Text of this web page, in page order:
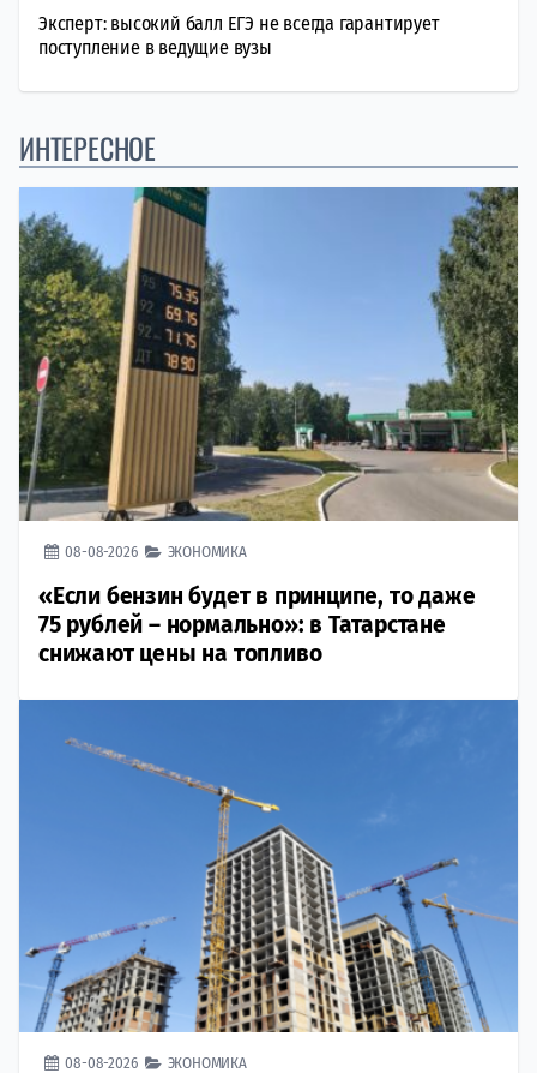
Эксперт: высокий балл ЕГЭ не всегда гарантирует
поступление в ведущие вузы
ИНТЕРЕСНОЕ
08-08-2026 ЭКОНОМИКА
«Если бензин будет в принципе, то даже
75 рублей – нормально»: в Татарстане
снижают цены на топливо
08-08-2026 ЭКОНОМИКА